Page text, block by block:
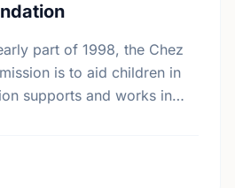
part of 1998, the Chez
is to aid children in
supports and works in